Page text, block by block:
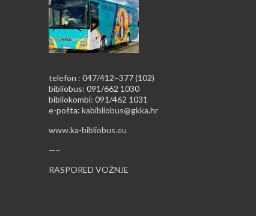
telefon : 047/412–377 (102)
bibliobus: 091/662 1030
bibliokombi: 091/462 1031
e-pošta: kabibliobus@gkka.hr
www.ka-bibliobus.eu
—–
RASPORED VOŽNJE